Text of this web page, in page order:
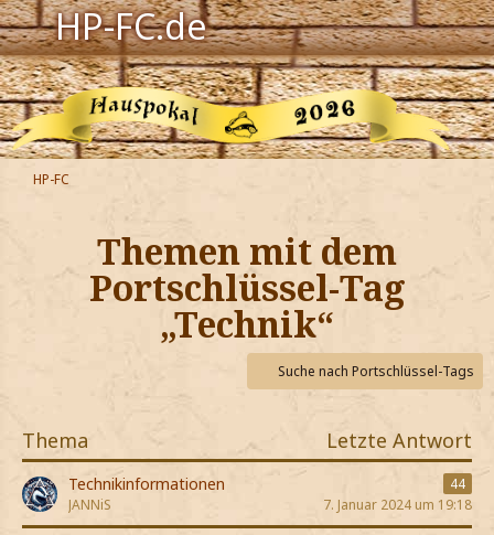
HP-FC.de
Navigation
Harry Potter
Der HP-FC
Hogwarts
Zauberwelt
Willkommen
Jetzt Fanclub-Mitglied werden!
HP-FC
Themen mit dem
Portschlüssel-Tag
„Technik“
Suche nach Portschlüssel-Tags
Thema Letzte Antwort
Technikinformationen
44
JANNiS
7. Januar 2024 um 19:18